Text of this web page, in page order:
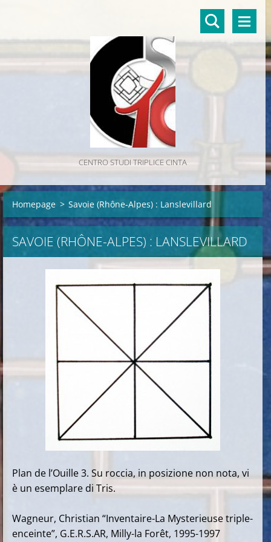
CENTRO STUDI TRIPLICE CINTA
Homepage > Savoie (Rhône-Alpes) : Lanslevillard
SAVOIE (RHÔNE-ALPES) : LANSLEVILLARD
Plan de l’Ouille 3. Su roccia, in posizione non nota, vi
è un esemplare di Tris.
Wagneur, Christian “Inventaire-La Mysterieuse triple-
enceinte”, G.E.R.S.AR, Milly-la Forêt, 1995-1997